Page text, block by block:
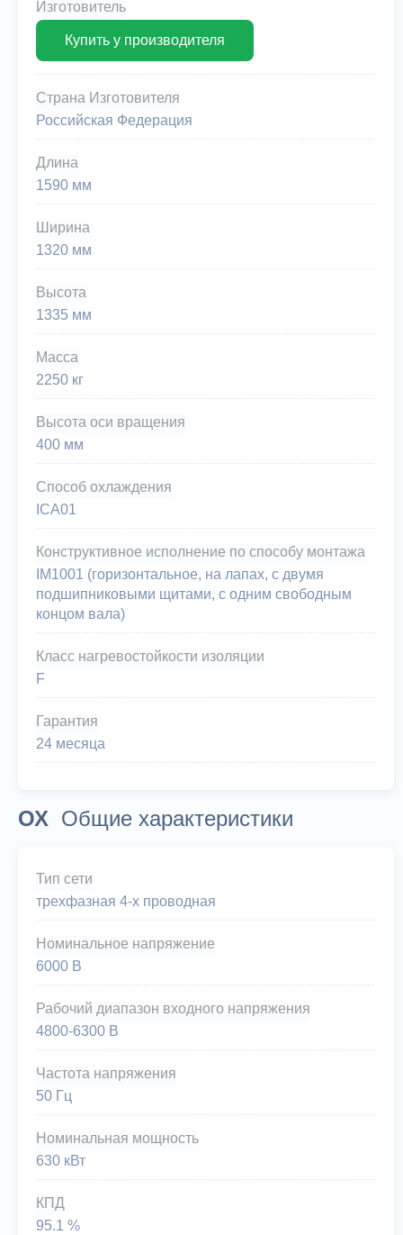
Изготовитель
Купить у производителя
Страна Изготовителя
Российская Федерация
Длина
1590 мм
Ширина
1320 мм
Высота
1335 мм
Масса
2250 кг
Высота оси вращения
400 мм
Способ охлаждения
ICA01
Конструктивное исполнение по способу монтажа
IM1001 (горизонтальное, на лапах, с двумя
подшипниковыми щитами, с одним свободным
концом вала)
Класс нагревостойкости изоляции
F
Гарантия
24 месяца
ОХ Общие характеристики
Тип сети
трехфазная 4-х проводная
Номинальное напряжение
6000 В
Рабочий диапазон входного напряжения
4800-6300 В
Частота напряжения
50 Гц
Номинальная мощность
630 кВт
КПД
95.1 %